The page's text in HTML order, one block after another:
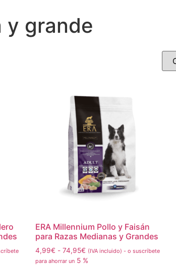
y grande
ERA Millennium Pollo y Faisán
para Razas Medianas y Grandes
4,99€ - 74,95€ (IVA incluido) - o suscríbete
para ahorrar un 5 %